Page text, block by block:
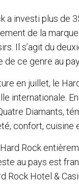
a investi plus de
de la
Il s’agit du
ce genre au
en juillet, le
internationale.
Diamants,
confort, cuisine
Rock
au pays est
Rock Hotel &